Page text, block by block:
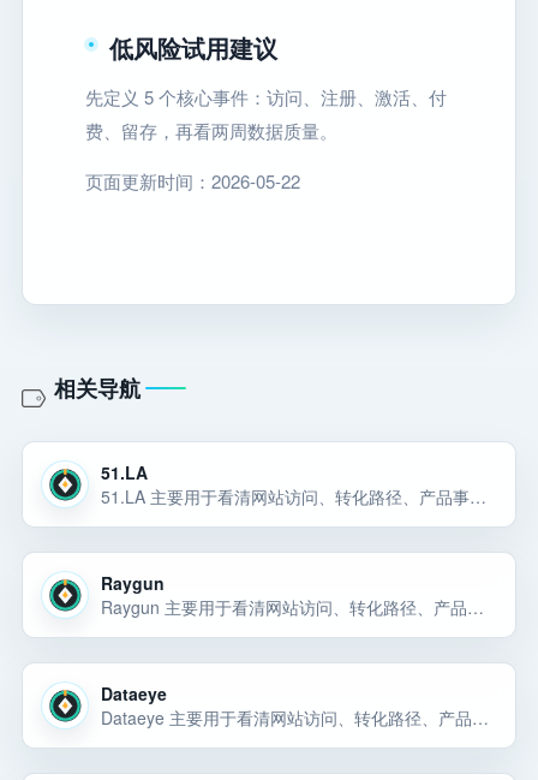
低风险试用建议
先定义 5 个核心事件：访问、注册、激活、付
费、留存，再看两周数据质量。
页面更新时间：2026-05-22
相关导航
51.LA
51.LA 主要用于看清网站访问、转化路径、产品事件和用户行为是否真的带来增长。51.LA 主要用于看清网站访问、转化路径、产品事件和用户行为是否真的带来增长。51LA - 领先的数据统计服务商 选择前重点看价格、上手… 选择前重点看价格、上手门槛、风险和替代方案。
Raygun
Raygun 主要用于看清网站访问、转化路径、产品事件和用户行为是否真的带来增长。Raygun 主要用于看清网站访问、转化路径、产品事件和用户行为是否真的带来增长。Raygun 是数据分析工具候选，主要用于看清网站访问… 选择前重点看价格、上手门槛、风险和替代方案。
Dataeye
Dataeye 主要用于看清网站访问、转化路径、产品事件和用户行为是否真的带来增长。Dataeye 主要用于看清网站访问、转化路径、产品事件和用户行为是否真的带来增长。Dataeye 主要用于看清网站访问、转化路径、产品事… 选择前重点看价格、上手门槛、风险和替代方案。